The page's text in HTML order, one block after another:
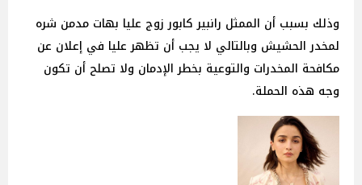
وذلك بسبب أن الممثل رانبير كابور زوج عليا بهات مدمن شره
لمخدر الحشيش وبالتالي لا يجب أن تظهر عليا في إعلان عن
مكافحة المخدرات والتوعية بخطر الإدمان ولا تصلح أن تكون
وجه هذه الحملة.